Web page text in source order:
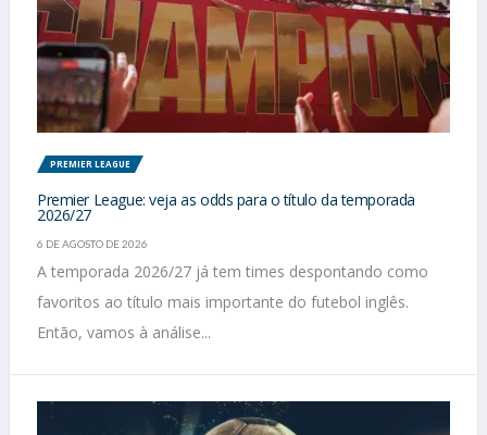
PREMIER LEAGUE
Premier League: veja as odds para o título da temporada
2026/27
6 DE AGOSTO DE 2026
A temporada 2026/27 já tem times despontando como
favoritos ao título mais importante do futebol inglês.
Então, vamos à análise...